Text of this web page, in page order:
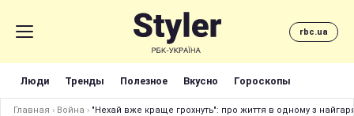
rbc.ua
Люди Тренды Полезное Вкусно Гороскопы
Главная › Война › "Нехай вже краще грохнуть": про життя в одному з